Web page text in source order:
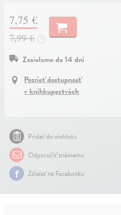
7,75 €
7,99 €
?
Zasielame do 14 dní
Pozrieť dostupnosť
v kníhkupectvách
Pridať do wishlistu
Odporučiť známemu
Zdielať na Facebooku